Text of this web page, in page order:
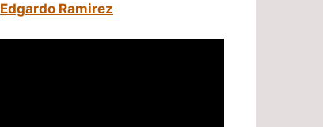
Edgardo Ramirez